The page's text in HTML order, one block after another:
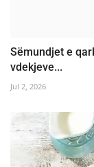
Sëmundjet e
vdekjeve...
Jul 2, 2026